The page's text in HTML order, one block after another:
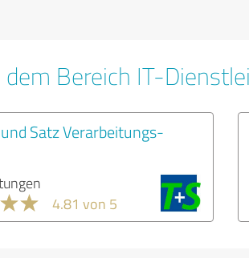
Bereich IT-
Satz Verarbeitungs-
4.81 von 5